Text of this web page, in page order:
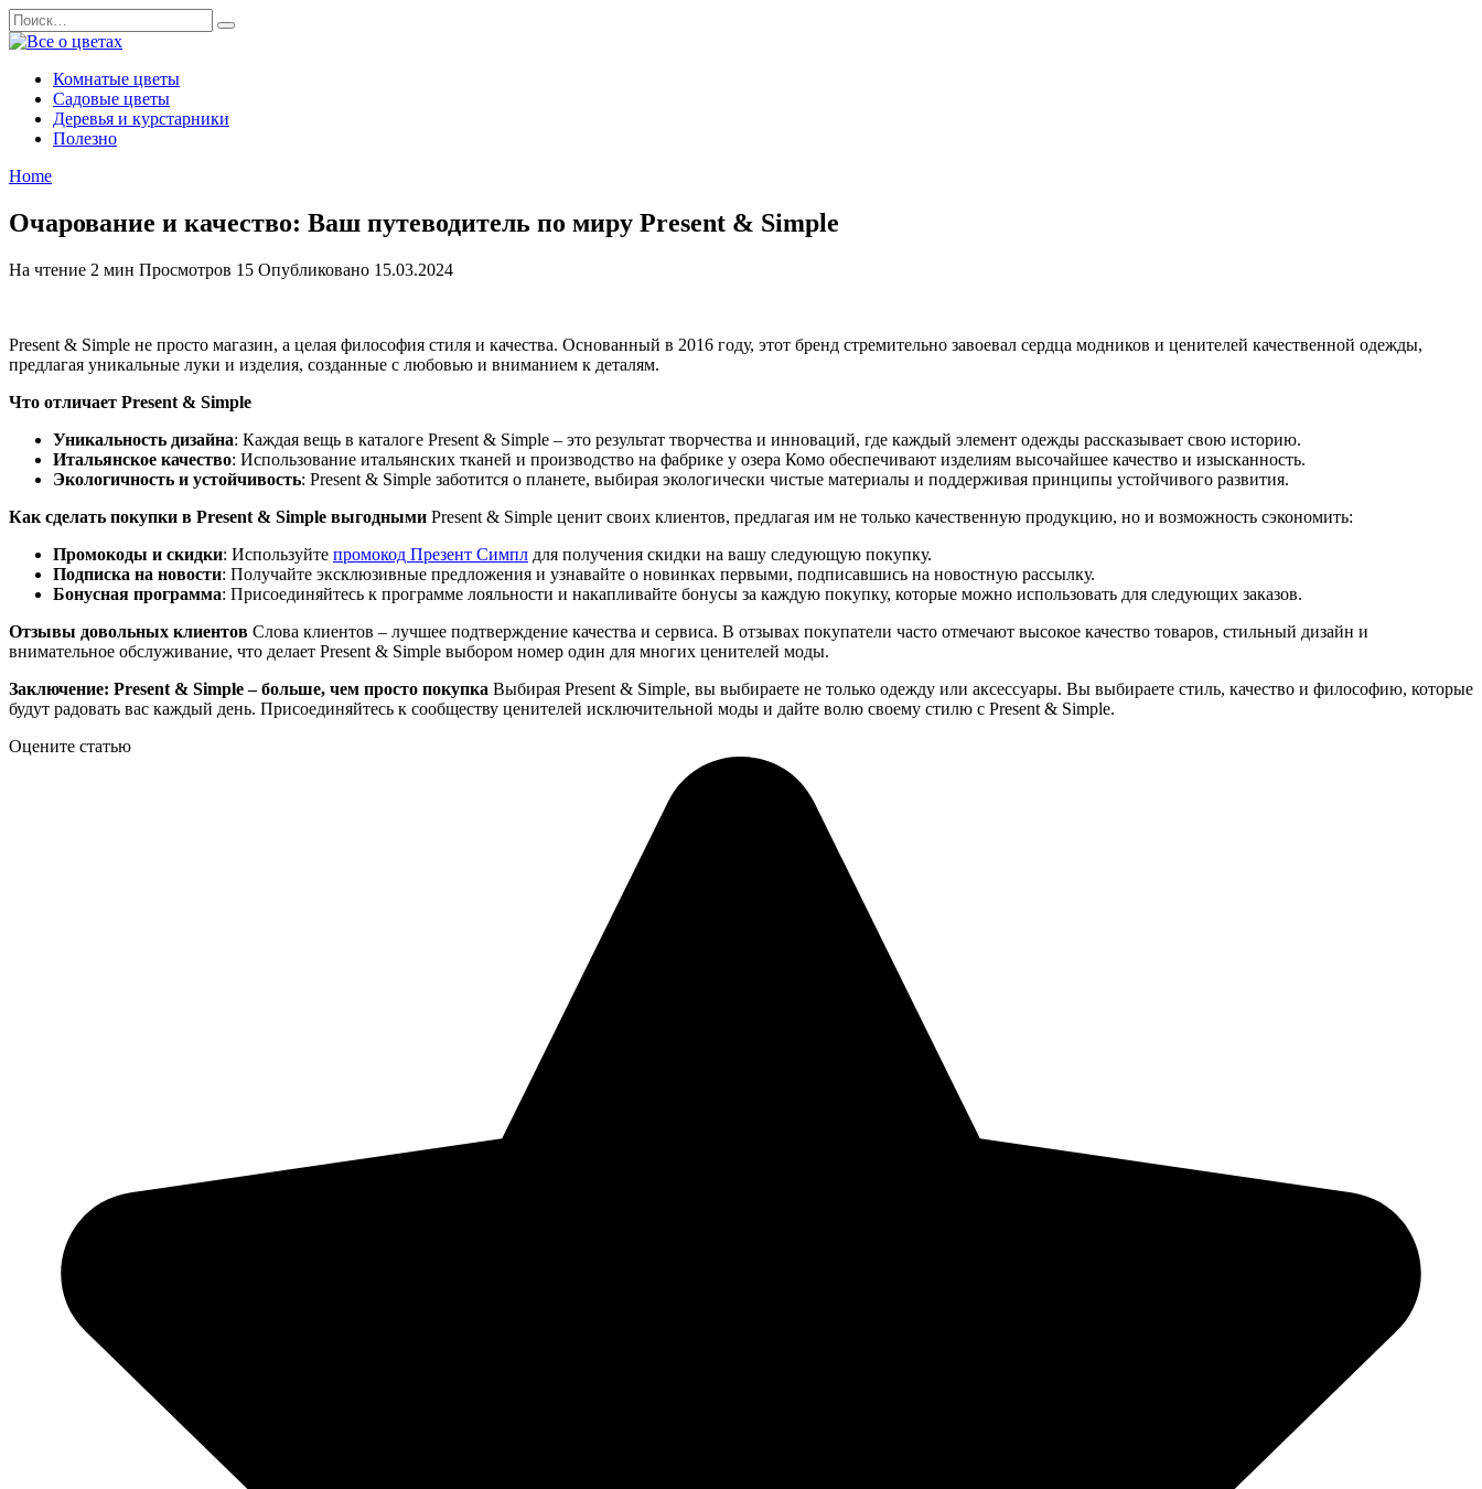
Перейти
к
содержанию
Search
for:
Комнатые цветы
Садовые цветы
Деревья и курстарники
Полезно
Home
Очарование и качество: Ваш путеводитель по миру Present & Simple
На чтение 2 мин Просмотров 15 Опубликовано 15.03.2024
Present & Simple не просто магазин, а целая философия стиля и качества. Основанный в 2016 году, этот бренд стремительно завоевал сердца модников и ценителей качественной одежды,
предлагая уникальные луки и изделия, созданные с любовью и вниманием к деталям.
Что отличает Present & Simple
Уникальность дизайна: Каждая вещь в каталоге Present & Simple – это результат творчества и инноваций, где каждый элемент одежды рассказывает свою историю.
Итальянское качество: Использование итальянских тканей и производство на фабрике у озера Комо обеспечивают изделиям высочайшее качество и изысканность.
Экологичность и устойчивость: Present & Simple заботится о планете, выбирая экологически чистые материалы и поддерживая принципы устойчивого развития.
Как сделать покупки в Present & Simple выгодными Present & Simple ценит своих клиентов, предлагая им не только качественную продукцию, но и возможность сэкономить:
Промокоды и скидки: Используйте промокод Презент Симпл для получения скидки на вашу следующую покупку.
Подписка на новости: Получайте эксклюзивные предложения и узнавайте о новинках первыми, подписавшись на новостную рассылку.
Бонусная программа: Присоединяйтесь к программе лояльности и накапливайте бонусы за каждую покупку, которые можно использовать для следующих заказов.
Отзывы довольных клиентов Слова клиентов – лучшее подтверждение качества и сервиса. В отзывах покупатели часто отмечают высокое качество товаров, стильный дизайн и
внимательное обслуживание, что делает Present & Simple выбором номер один для многих ценителей моды.
Заключение: Present & Simple – больше, чем просто покупка Выбирая Present & Simple, вы выбираете не только одежду или аксессуары. Вы выбираете стиль, качество и философию, которые
будут радовать вас каждый день. Присоединяйтесь к сообществу ценителей исключительной моды и дайте волю своему стилю с Present & Simple.
Оцените статью